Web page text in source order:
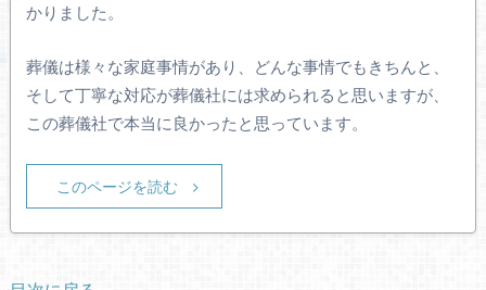
かりました。
葬儀は様々な家庭事情があり、どんな事情でもきちんと、
そして丁寧な対応が葬儀社には求められると思いますが、
この葬儀社で本当に良かったと思っています。
このページを読む